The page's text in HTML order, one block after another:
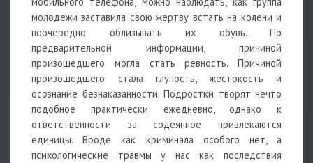
молодежи заставила свою жертву встать на колени и
поочередно облизывать их обувь. По
предварительной информации, причиной
произошедшего могла стать ревность. Причиной
произошедшего стала глупость, жестокость и
осознание безнаказанности. Подростки творят нечто
подобное практически ежедневно, однако к
ответственности за содеянное привлекаются
единицы. Вроде как криминала особого нет, а
психологические травмы у нас как последствия